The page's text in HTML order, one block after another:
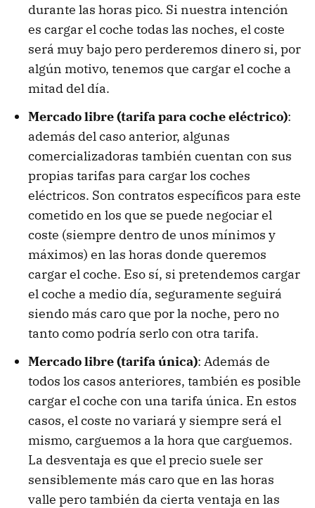
durante las horas pico. Si nuestra intención
es cargar el coche todas las noches, el coste
será muy bajo pero perderemos dinero si, por
algún motivo, tenemos que cargar el coche a
mitad del día.
Mercado libre (tarifa para coche eléctrico):
además del caso anterior, algunas
comercializadoras también cuentan con sus
propias tarifas para cargar los coches
eléctricos. Son contratos específicos para este
cometido en los que se puede negociar el
coste (siempre dentro de unos mínimos y
máximos) en las horas donde queremos
cargar el coche. Eso sí, si pretendemos cargar
el coche a medio día, seguramente seguirá
siendo más caro que por la noche, pero no
tanto como podría serlo con otra tarifa.
Mercado libre (tarifa única): Además de
todos los casos anteriores, también es posible
cargar el coche con una tarifa única. En estos
casos, el coste no variará y siempre será el
mismo, carguemos a la hora que carguemos.
La desventaja es que el precio suele ser
sensiblemente más caro que en las horas
valle pero también da cierta ventaja en las